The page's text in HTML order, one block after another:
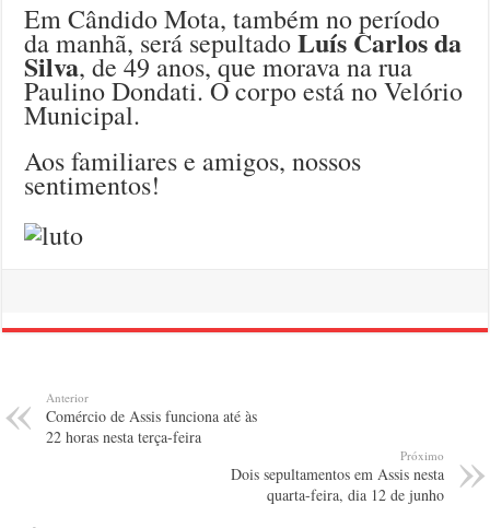
Em Cândido Mota, também no período
da manhã, será sepultadoLuís Carlos da
Silva, de 49 anos, que morava na rua
Paulino Dondati. O corpo está no Velório
Municipal.
Aos familiares e amigos, nossos
sentimentos!
Anterior
Comércio de Assis funciona até às
22 horas nesta terça-feira
Próximo
Dois sepultamentos em Assis nesta
quarta-feira, dia 12 de junho